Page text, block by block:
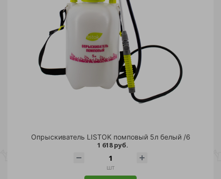
Опрыскиватель LISTOK помповый 5л белый /6
1 618 руб.
шт